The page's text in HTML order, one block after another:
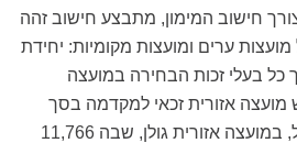
חישוב המימון, מתבצע חישוב זהה
ערים ומועצות מקומיות: יחידת
57, כפול סך כל בעלי זכות הבחירה במועצה
מועצה אזורית זכאי למקדמה בסך
10% מסכום זה. כך למשל, במועצה אזורית גולן, שבה 11,766